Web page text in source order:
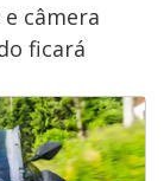
câmera
ficará